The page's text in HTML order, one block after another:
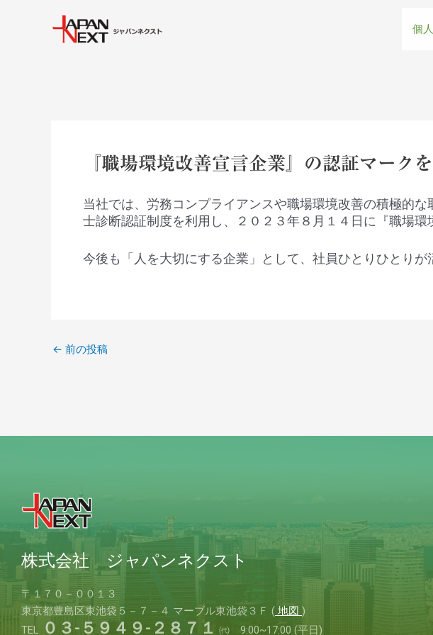
個
『職場環境改善宣言企業』の認証マーク
当社では、労務コンプライアンスや職場環境改善の積極的
士診断認証制度を利用し、２０２３年８月１４日に『職場環
今後も「人を大切にする企業」として、社員ひとりひとり
navigation
← 前の投稿
株式会社 ジャパンネクスト
〒１７０－００１３
東京都豊島区東池袋５－７－４ マーブル東池袋３Ｆ ( 地図 )
TEL
０３-５９４９-２８７１ ㈹ 9:00~17:00 (平日)